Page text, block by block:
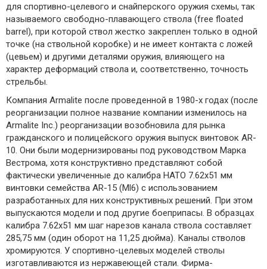
для спортивно-целевого и снайперского оружия схемы, так
называемого свободно-плавающего ствола (free floated
barrel), при которой ствол жестко закреплен только в одной
точке (на ствольной коробке) и не имеет контакта с ложей
(цевьем) и другими деталями оружия, влияющего на
характер деформаций ствола и, соответственно, точность
стрельбы.
Компания Armalite после проведенной в 1980-х годах (после
реорганизации полное название компании изменилось на
Armalite Inc.) реорганизации возобновила для рынка
гражданского и полицейского оружия выпуск винтовок AR-
10. Они были модернизированы под руководством Марка
Вестрома, хотя конструктивно представляют собой
фактически увеличенные до калибра НАТО 7.62х51 мм
винтовки семейства AR-15 (Ml6) с использованием
разработанных для них конструктивных решений. При этом
выпускаются модели и под другие боеприпасы. В образцах
калибра 7.62х51 мм шаг нарезов канала ствола составляет
285,75 мм (один оборот на 11,25 дюйма). Каналы стволов
хромируются. У спортивно-целевых моделей стволы
изготавливаются из нержавеющей стали. Фирма-